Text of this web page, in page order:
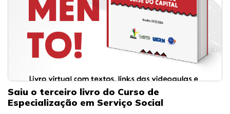
Saiu o terceiro livro do Curso de
Especialização em Serviço Social